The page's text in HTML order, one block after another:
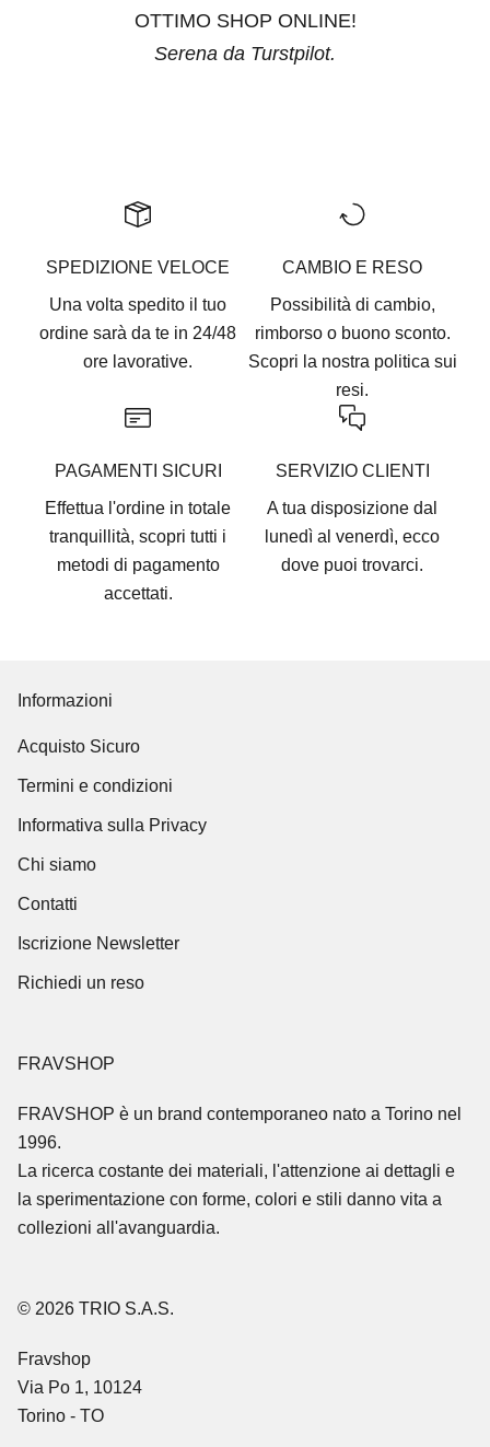
OTTIMO SHOP ONLINE!
Serena da Turstpilot.
SPEDIZIONE VELOCE
Una volta spedito il tuo
ordine sarà da te in 24/48
ore lavorative.
CAMBIO E RESO
Possibilità di cambio,
rimborso o buono sconto.
Scopri la nostra politica sui
resi.
PAGAMENTI SICURI
Effettua l'ordine in totale
tranquillità, scopri tutti i
metodi di pagamento
accettati.
SERVIZIO CLIENTI
A tua disposizione dal
lunedì al venerdì, ecco
dove puoi trovarci.
Informazioni
Acquisto Sicuro
Termini e condizioni
Informativa sulla Privacy
Chi siamo
Contatti
Iscrizione Newsletter
Richiedi un reso
FRAVSHOP
FRAVSHOP è un brand contemporaneo nato a Torino nel
1996.
La ricerca costante dei materiali, l'attenzione ai dettagli e
la sperimentazione con forme, colori e stili danno vita a
collezioni all'avanguardia.
© 2026 TRIO S.A.S.
Fravshop
Via Po 1, 10124
Torino - TO